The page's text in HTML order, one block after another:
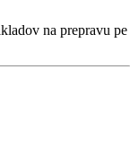
na prepravu pe